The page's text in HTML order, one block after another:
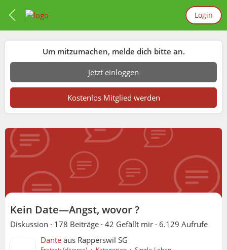
Login
Um mitzumachen, melde dich bitte an.
Jetzt einloggen
Kostenlos Mitglied werden
Kein Date—Angst, wovor ?
Diskussion · 178 Beiträge · 42 Gefällt mir · 6.129 Aufrufe
Dante aus Rapperswil SG